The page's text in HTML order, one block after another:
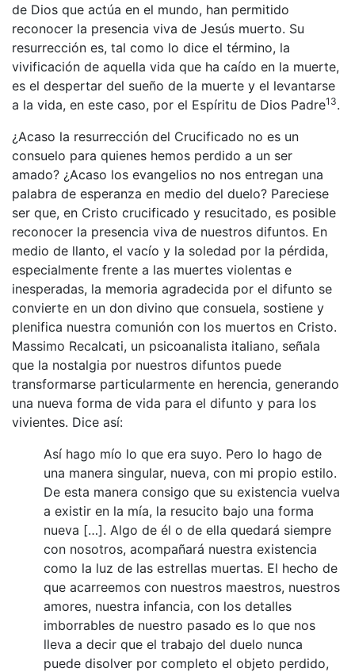
de Dios que actúa en el mundo, han permitido
reconocer la presencia viva de Jesús muerto. Su
resurrección es, tal como lo dice el término, la
vivificación de aquella vida que ha caído en la muerte,
es el despertar del sueño de la muerte y el levantarse
a la vida, en este caso, por el Espíritu de Dios Padre13.
¿Acaso la resurrección del Crucificado no es un
consuelo para quienes hemos perdido a un ser
amado? ¿Acaso los evangelios no nos entregan una
palabra de esperanza en medio del duelo? Pareciese
ser que, en Cristo crucificado y resucitado, es posible
reconocer la presencia viva de nuestros difuntos. En
medio de llanto, el vacío y la soledad por la pérdida,
especialmente frente a las muertes violentas e
inesperadas, la memoria agradecida por el difunto se
convierte en un don divino que consuela, sostiene y
plenifica nuestra comunión con los muertos en Cristo.
Massimo Recalcati, un psicoanalista italiano, señala
que la nostalgia por nuestros difuntos puede
transformarse particularmente en herencia, generando
una nueva forma de vida para el difunto y para los
vivientes. Dice así:
Así hago mío lo que era suyo. Pero lo hago de
una manera singular, nueva, con mi propio estilo.
De esta manera consigo que su existencia vuelva
a existir en la mía, la resucito bajo una forma
nueva […]. Algo de él o de ella quedará siempre
con nosotros, acompañará nuestra existencia
como la luz de las estrellas muertas. El hecho de
que acarreemos con nuestros maestros, nuestros
amores, nuestra infancia, con los detalles
imborrables de nuestro pasado es lo que nos
lleva a decir que el trabajo del duelo nunca
puede disolver por completo el objeto perdido,